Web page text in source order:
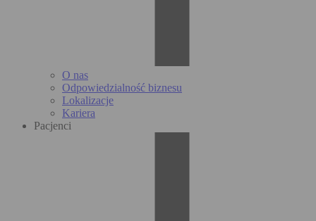
O nas
Odpowiedzialność biznesu
Lokalizacje
Kariera
Pacjenci